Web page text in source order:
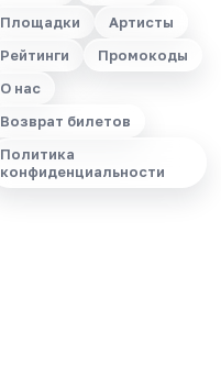
Площадки
Артисты
Рейтинги
Промокоды
О нас
Возврат билетов
Политика
конфиденциальности